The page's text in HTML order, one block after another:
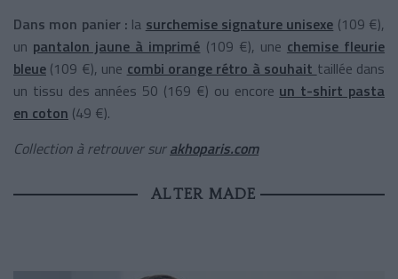
Dans mon panier : la surchemise signature unisexe (109 €),
un pantalon jaune à imprimé (109 €), une chemise fleurie
bleue (109 €), une combi orange rétro à souhait taillée dans
un tissu des années 50 (169 €) ou encore un t-shirt pasta
en coton (49 €).
Collection à retrouver surakhoparis.com
ALTER MADE